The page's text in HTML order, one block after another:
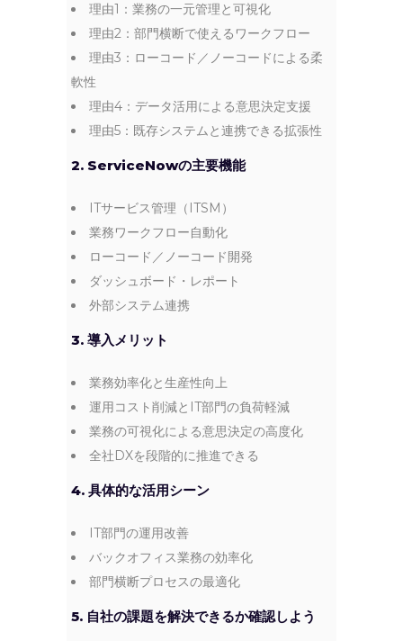
理由1：業務の一元管理と可視化
理由2：部門横断で使えるワークフロー
理由3：ローコード／ノーコードによる柔
軟性
理由4：データ活用による意思決定支援
理由5：既存システムと連携できる拡張性
2. ServiceNowの主要機能
ITサービス管理（ITSM）
業務ワークフロー自動化
ローコード／ノーコード開発
ダッシュボード・レポート
外部システム連携
3. 導入メリット
業務効率化と生産性向上
運用コスト削減とIT部門の負荷軽減
業務の可視化による意思決定の高度化
全社DXを段階的に推進できる
4. 具体的な活用シーン
IT部門の運用改善
バックオフィス業務の効率化
部門横断プロセスの最適化
5. 自社の課題を解決できるか確認しよう